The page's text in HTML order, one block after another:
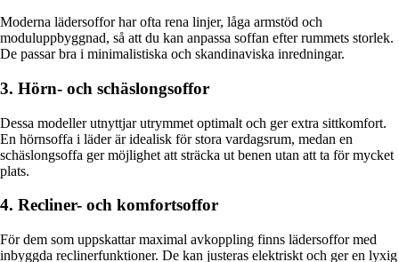
Moderna lädersoffor har ofta rena linjer, låga armstöd och
moduluppbyggnad, så att du kan anpassa soffan efter rummets storlek.
De passar bra i minimalistiska och skandinaviska inredningar.
3. Hörn- och schäslongsoffor
Dessa modeller utnyttjar utrymmet optimalt och ger extra sittkomfort.
En hörnsoffa i läder är idealisk för stora vardagsrum, medan en
schäslongsoffa ger möjlighet att sträcka ut benen utan att ta för mycket
plats.
4. Recliner- och komfortsoffor
För dem som uppskattar maximal avkoppling finns lädersoffor med
inbyggda reclinerfunktioner. De kan justeras elektriskt och ger en lyxig